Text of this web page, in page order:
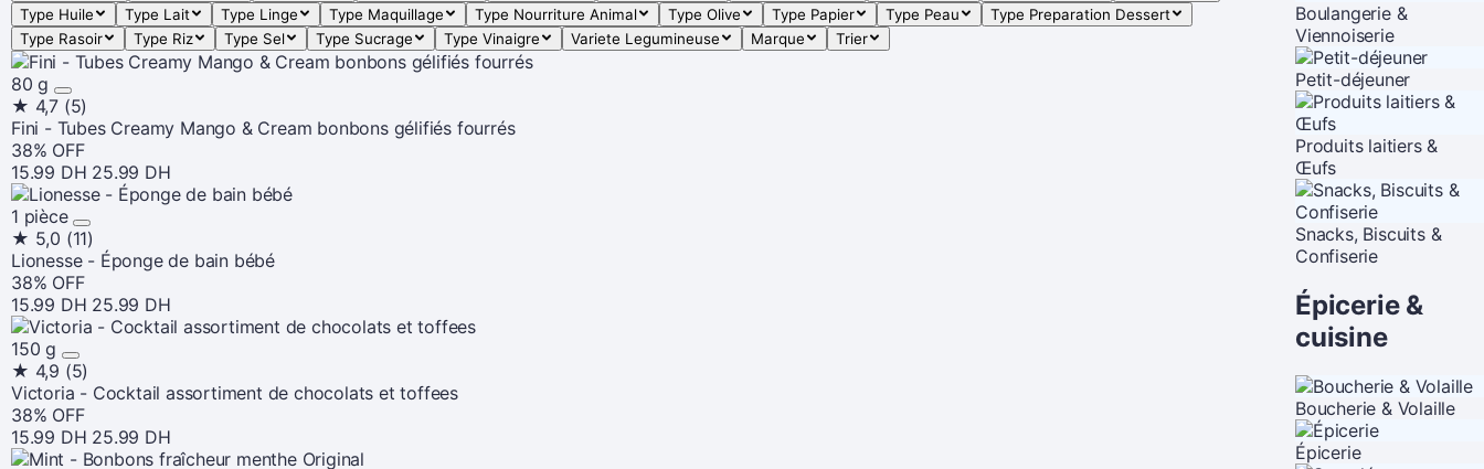
Type Huile
Type Lait Type Linge Type Maquillage Type Nourriture Animal Type Olive Type Papier Type Peau
Type Preparation Dessert
Type Rasoir
Type Riz Type Sel Type Sucrage Type Vinaigre Variete Legumineuse Marque Trier
80 g
★ 4,7 (5)
Fini - Tubes Creamy Mango & Cream bonbons gélifiés fourrés
38% OFF
15.99 DH 25.99 DH
1 pièce
★ 5,0 (11)
Lionesse - Éponge de bain bébé
38% OFF
15.99 DH 25.99 DH
150 g
★ 4,9 (5)
Victoria - Cocktail assortiment de chocolats et toffees
38% OFF
15.99 DH 25.99 DH
Boulangerie &
Viennoiserie
Petit-déjeuner
Produits laitiers &
Œufs
Snacks, Biscuits &
Confiserie
Épicerie &
cuisine
Boucherie & Volaille
Épicerie